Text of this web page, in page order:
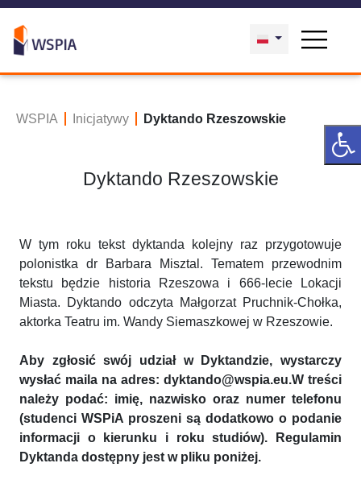
WSPIA Inicjatywy Dyktando Rzeszowskie
Dyktando Rzeszowskie
W tym roku tekst dyktanda kolejny raz przygotowuje
polonistka dr Barbara Misztal. Tematem przewodnim
tekstu będzie historia Rzeszowa i 666-lecie Lokacji
Miasta. Dyktando odczyta Małgorzat Pruchnik-Chołka,
aktorka Teatru im. Wandy Siemaszkowej w Rzeszowie.
Aby zgłosić swój udział w Dyktandzie, wystarczy
wysłać maila na adres: dyktando@wspia.eu.W treści
należy podać: imię, nazwisko oraz numer telefonu
(studenci WSPiA proszeni są dodatkowo o podanie
informacji o kierunku i roku studiów). Regulamin
Dyktanda dostępny jest w pliku poniżej.